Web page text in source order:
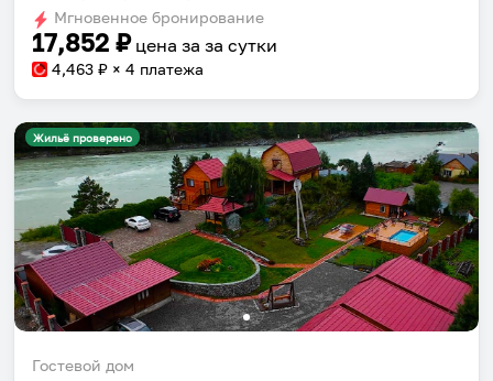
Мгновенное бронирование
17,852 ₽ цена за за сутки
4,463 ₽ × 4 платежа
Жильё проверено
Гостевой дом